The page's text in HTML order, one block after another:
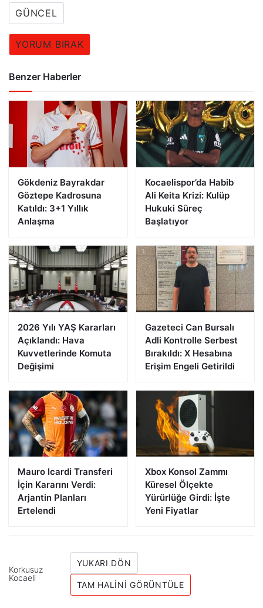
GÜNCEL
YORUM BIRAK
Benzer Haberler
Gökdeniz Bayrakdar
Göztepe Kadrosuna
Katıldı: 3+1 Yıllık
Anlaşma
Kocaelispor’da Habib
Ali Keita Krizi: Kulüp
Hukuki Süreç
Başlatıyor
2026 Yılı YAŞ Kararları
Açıklandı: Hava
Kuvvetlerinde Komuta
Değişimi
Gazeteci Can Bursalı
Adli Kontrolle Serbest
Bırakıldı: X Hesabına
Erişim Engeli Getirildi
Mauro Icardi Transferi
İçin Kararını Verdi:
Arjantin Planları
Ertelendi
Xbox Konsol Zammı
Küresel Ölçekte
Yürürlüğe Girdi: İşte
Yeni Fiyatlar
Korkusuz
Kocaeli
YUKARI DÖN
TAM HALINI GÖRÜNTÜLE